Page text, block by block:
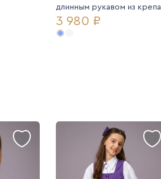
длинным рукавом из крепа
3 980 ₽